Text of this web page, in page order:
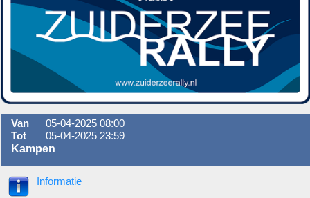
Van
05-04-2025 08:00
Tot
05-04-2025 23:59
Kampen
Informatie